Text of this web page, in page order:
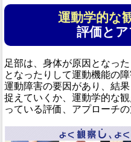
運動学的な
評価とア
足部は、身体が原因となっ
となったりして運動機能の
運動障害の要因があり、結
捉えていくか、運動学的な
っている評価、アプローチ